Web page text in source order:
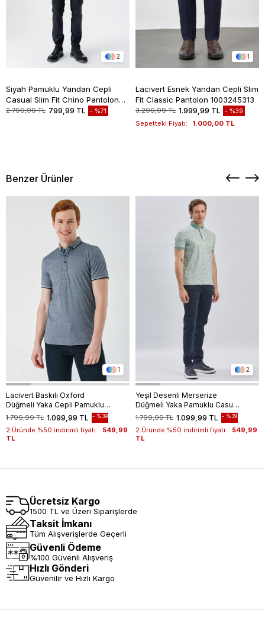
2
Siyah Pamuklu Yandan Cepli
Casual Slim Fit Chino Pantolon
1003235117
2.799,99 TL 799,99 TL %71
1
Lacivert Esnek Yandan Cepli Slim
Fit Classic Pantolon 1003245313
3.299,99 TL 1.999,99 TL %39
Sepetteki Fiyatı: 1.000,00 TL
Benzer Ürünler
1
Lacivert Baskılı Oxford
Düğmeli Yaka Cepli Pamuklu
Casual Slim Fit Dar Kesim
Tişört 1011240177
1.099,99 TL
1.799,99 TL %39
2.Üründe %50 indirimli fiyatı:
549,99
TL
2
Yeşil Desenli Merserize
Düğmeli Yaka Pamuklu Casual
Slim Fit Dar Kesim Tişört
1011240160
1.099,99 TL
1.799,99 TL %39
2.Üründe %50 indirimli fiyatı:
549,99
TL
Ücretsiz Kargo
1500 TL ve Üzeri Siparişlerde
Taksit İmkanı
Tüm Alışverişlerde Geçerli
Güvenli Ödeme
%100 Güvenli Alışveriş
Hızlı Gönderi
Güvenilir ve Hızlı Kargo